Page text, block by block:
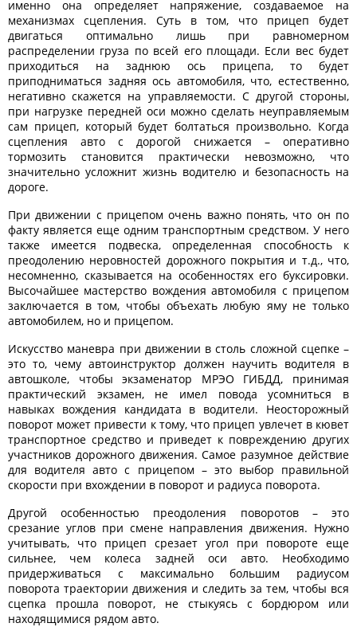
именно она определяет напряжение, создаваемое на
механизмах сцепления. Суть в том, что прицеп будет
двигаться оптимально лишь при равномерном
распределении груза по всей его площади. Если вес будет
приходиться на заднюю ось прицепа, то будет
приподниматься задняя ось автомобиля, что, естественно,
негативно скажется на управляемости. С другой стороны,
при нагрузке передней оси можно сделать неуправляемым
сам прицеп, который будет болтаться произвольно. Когда
сцепления авто с дорогой снижается – оперативно
тормозить становится практически невозможно, что
значительно усложнит жизнь водителю и безопасность на
дороге.
При движении с прицепом очень важно понять, что он по
факту является еще одним транспортным средством. У него
также имеется подвеска, определенная способность к
преодолению неровностей дорожного покрытия и т.д., что,
несомненно, сказывается на особенностях его буксировки.
Высочайшее мастерство вождения автомобиля с прицепом
заключается в том, чтобы объехать любую яму не только
автомобилем, но и прицепом.
Искусство маневра при движении в столь сложной сцепке –
это то, чему автоинструктор должен научить водителя в
автошколе, чтобы экзаменатор МРЭО ГИБДД, принимая
практический экзамен, не имел повода усомниться в
навыках вождения кандидата в водители. Неосторожный
поворот может привести к тому, что прицеп увлечет в кювет
транспортное средство и приведет к повреждению других
участников дорожного движения. Самое разумное действие
для водителя авто с прицепом – это выбор правильной
скорости при вхождении в поворот и радиуса поворота.
Другой особенностью преодоления поворотов – это
срезание углов при смене направления движения. Нужно
учитывать, что прицеп срезает угол при повороте еще
сильнее, чем колеса задней оси авто. Необходимо
придерживаться с максимально большим радиусом
поворота траектории движения и следить за тем, чтобы вся
сцепка прошла поворот, не стыкуясь с бордюром или
находящимися рядом авто.